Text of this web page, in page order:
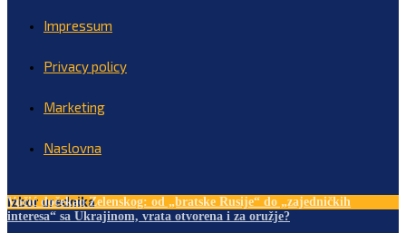
Impressum
Privacy policy
Marketing
Naslovna
Izbor urednika
Vučić dočekao Zelenskog: od „bratske Rusije“ do „zajedničkih
interesa“ sa Ukrajinom, vrata otvorena i za oružje?